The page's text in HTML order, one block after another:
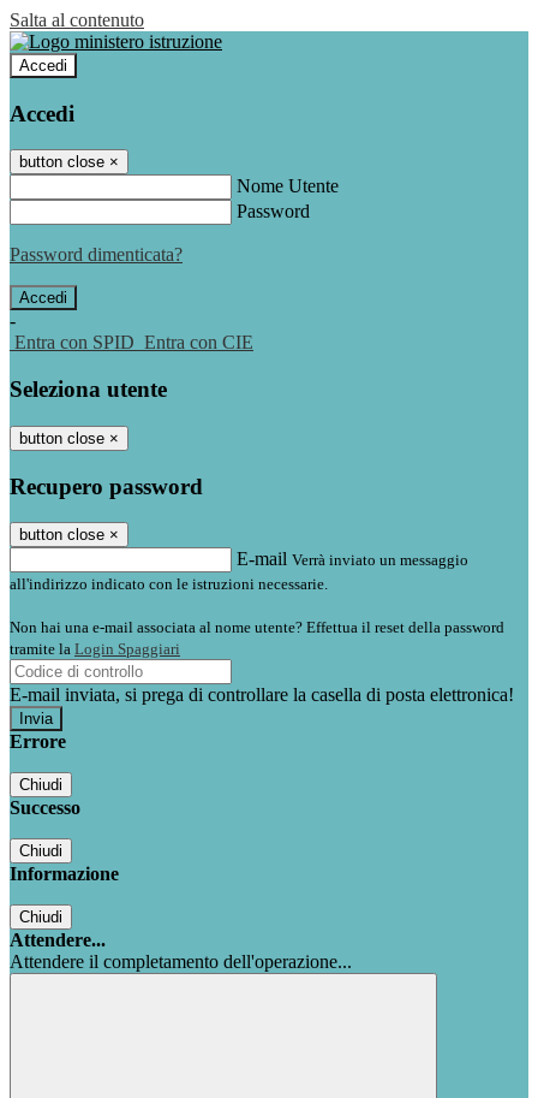
Salta al contenuto
Accedi
Accedi
button close ×
Nome Utente
Password
Password dimenticata?
-
Entra con SPID Entra con CIE
Seleziona utente
button close ×
Recupero password
button close ×
E-mail Verrà inviato un messaggio
all'indirizzo indicato con le istruzioni necessarie.
Non hai una e-mail associata al nome utente? Effettua il reset della password
tramite la Login Spaggiari
E-mail inviata, si prega di controllare la casella di posta elettronica!
Errore
Chiudi
Successo
Chiudi
Informazione
Chiudi
Attendere...
Attendere il completamento dell'operazione...